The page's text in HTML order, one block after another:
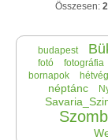
Összesen:
budapest
fotó
fotográfia
bornapok
néptánc